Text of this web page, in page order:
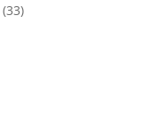
(33)